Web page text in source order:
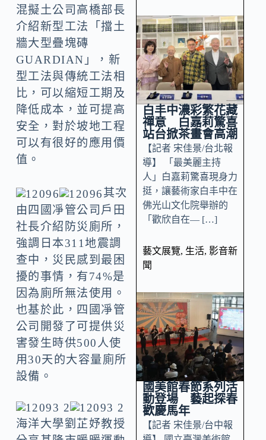
混擬土公司高橋部長
介紹新型工法「擋土
牆大型疊塊磚
GUARDIAN」，新
型工法與傳統工法相
比，可以縮短工期及
降低成本，並可提高
安全，對於坡地工程
可以有很好的應用價
值。
其次
由四國凈管公司戶田
社長介紹防災廁所，
強調日本311地震調
查中，災民感到最困
擾的事情，有74%是
因為廁所無法使用。
也基於此，四國凈管
公司開發了可提供災
害發生時供500人使
用30天的大容量廁所
設備。
海洋大學劉芷妤教授
白丰中濃彩繁花藏
禪意 白嘉莉驚喜
站台掀茶畫會高潮
【記者 宋佳景/台北報
導】 「最美麗主持
人」白嘉莉驚喜現身力
挺，讓藝術家白丰中在
佛光山文化院舉辦的
「歡欣自在— […]
藝文展覽, 生活, 影音新
聞
國美館春節系列活
動登場 藝起探春
歡慶馬年
【記者 宋佳景/台中報